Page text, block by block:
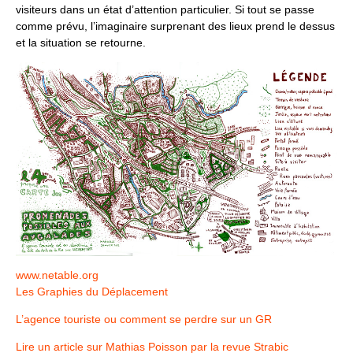
visiteurs dans un état d’attention particulier. Si tout se passe
comme prévu, l’imaginaire surprenant des lieux prend le dessus
et la situation se retourne.
www.netable.org
Les Graphies du Déplacement
L’agence touriste ou comment se perdre sur un GR
Lire un article sur Mathias Poisson par la revue Strabic